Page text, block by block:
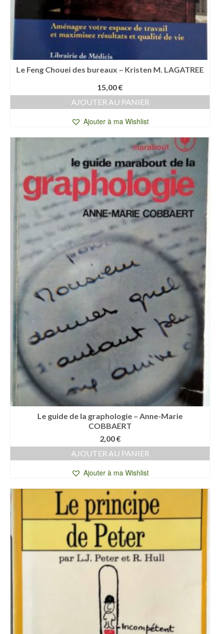
Le Feng Chouei des bureaux – Kristen M. LAGATREE
15,00€
AJOUTER AU PANIER
Ajouter à ma Wishlist
Le guide de la graphologie – Anne-Marie
COBBAERT
2,00€
AJOUTER AU PANIER
Ajouter à ma Wishlist